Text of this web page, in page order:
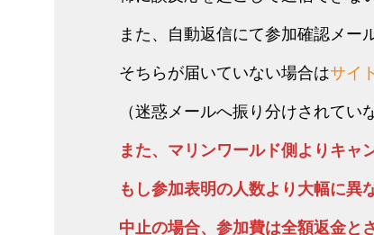
また、自動返信にて参加確認メー
そちらが届いていない場合はサイ
（迷惑メールへ振り分けされてい
また、マリンワールド側よりキャ
もし参加表明の人数より大幅に異
中止の場合、参加費は全額返金と